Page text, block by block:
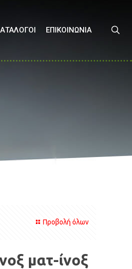
ΕΠΙΚΟΙΝΩΝΙΑ
Προβολή όλων
ματ-ίνοξ